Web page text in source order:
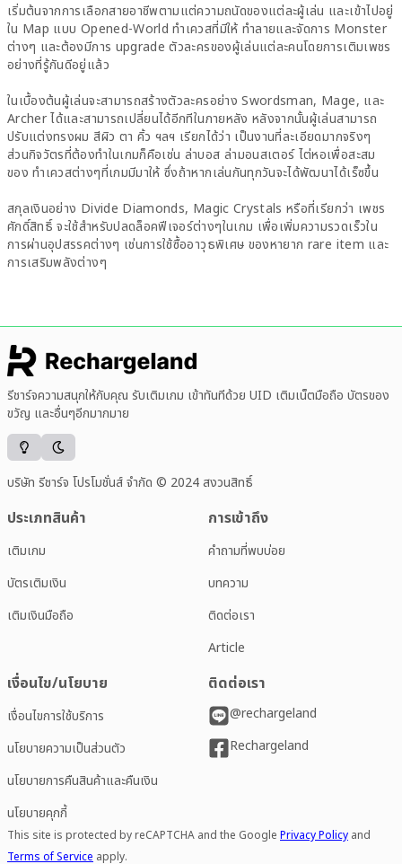
เริ่มต้นจากการเลือกสายอาชีพตามแต่ความถนัดของแต่ละผู้เล่น และเข้าไปอยู่
ใน Map แบบ Opened-World ทำเควสที่มีให้ ทำลายและจัดการ Monster
ต่างๆ และต้องมีการ upgrade ตัวละครของผู้เล่นแต่ละคนโดยการเติมเพชร
อย่างที่รู้กันดีอยู่แล้ว
ในเบื้องต้นผู้เล่นจะสามารถสร้างตัวละครอย่าง Swordsman, Mage, และ
Archer ได้และสามารถเปลี่ยนได้อีกทีในภายหลัง หลังจากนั้นผู้เล่นสามารถ
ปรับแต่งทรงผม สีผิว ตา คิ้ว ฯลฯ เรียกได้ว่า เป็นงานที่ละเอียดมากจริงๆ
ส่วนกิจวัตรที่ต้องทำในเกมก็คือเช่น ล่าบอส ล่ามอนสเตอร์ ไต่หอเพื่อสะสม
ของ ทำเควสต่างๆที่เกมมีมาให้ ซึ่งถ้าหากเล่นกันทุกวันจะได้พัฒนาได้เร็ซขึ้น
สกุลเงินอย่าง Divide Diamonds, Magic Crystals หรือที่เรียกว่า เพชร
ศักดิ์สิทธิ์ จะใช้สำหรับปลดล็อคฟีเจอร์ต่างๆในเกม เพื่อเพิ่มความรวดเร็วใน
การผ่านอุปสรรคต่างๆ เช่นการใช้ซื้ออาวุธพิเศษ ของหายาก rare item และ
การเสริมพลังต่างๆ
รีชาร์จความสนุกให้กับคุณ รับเติมเกม เข้าทันทีด้วย UID เติมเน็ตมือถือ บัตรของ
ขวัญ และอื่นๆอีกมากมาย
บริษัท รีชาร์จ โปรโมชั่นส์ จำกัด © 2024 สงวนสิทธิ์
ประเภทสินค้า
เติมเกม
บัตรเติมเงิน
เติมเงินมือถือ
การเข้าถึง
คำถามที่พบบ่อย
บทความ
ติดต่อเรา
Article
เงื่อนไข/นโยบาย
เงื่อนไขการใช้บริการ
นโยบายความเป็นส่วนตัว
นโยบายการคืนสินค้าและคืนเงิน
นโยบายคุกกี้
ติดต่อเรา
@rechargeland
Rechargeland
This site is protected by reCAPTCHA and the Google Privacy Policy and
Terms of Service apply.